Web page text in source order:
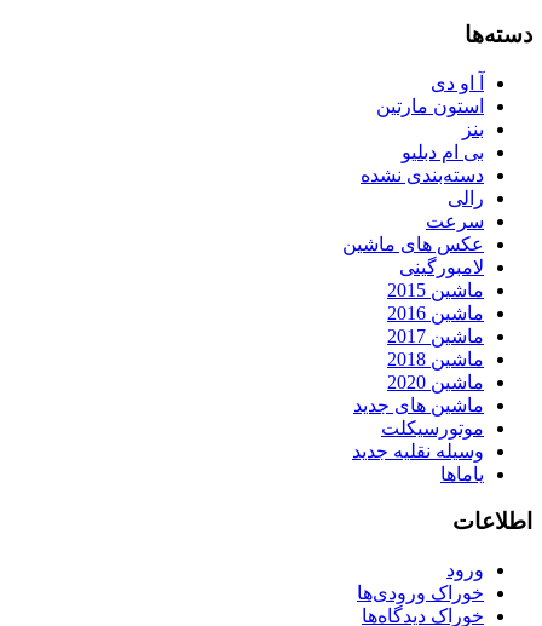
دسته‌ها
آ او دی
استون مارتین
بنز
بی ام دبلیو
دسته‌بندی نشده
رالی
سرعت
عکس های ماشین
لامبورگینی
ماشین 2015
ماشین 2016
ماشین 2017
ماشین 2018
ماشین 2020
ماشین های جدید
موتورسیکلت
وسیله نقلیه جدید
یاماها
اطلاعات
ورود
خوراک ورودی‌ها
خوراک دیدگاه‌ها